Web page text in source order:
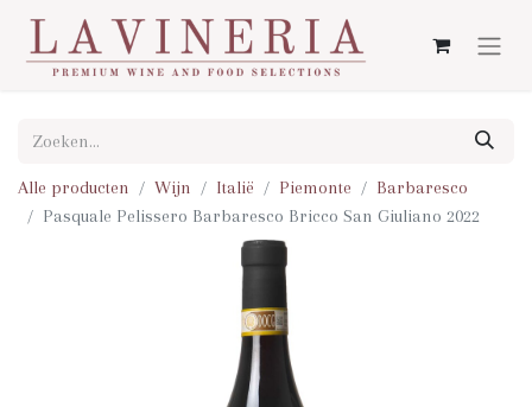
Alle producten Wijn Italië Piemonte
Barbaresco
Pasquale Pelissero Barbaresco Bricco San Giuliano 2022